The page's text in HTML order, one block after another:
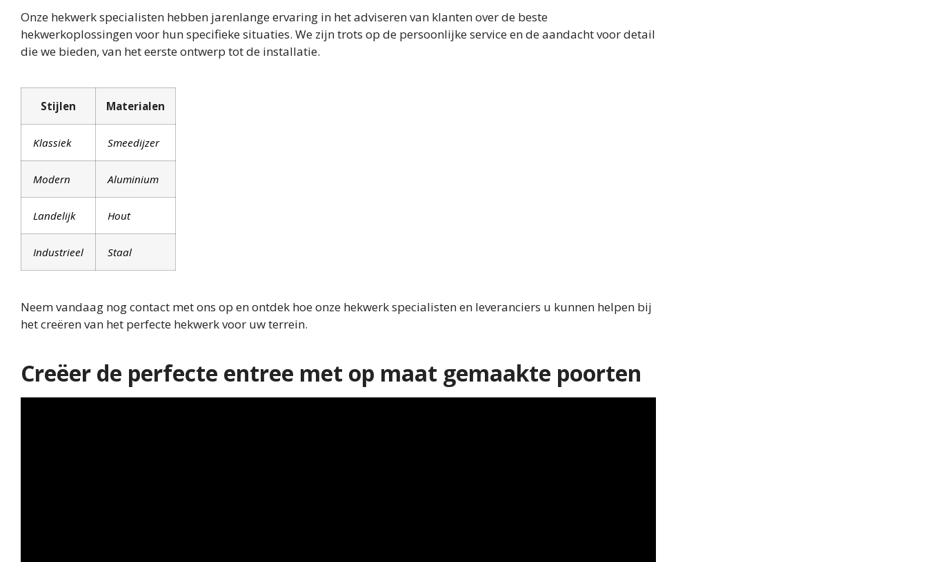
Onze hekwerk specialisten hebben jarenlange ervaring in het adviseren van klanten over de beste
hekwerkoplossingen voor hun specifieke situaties. We zijn trots op de persoonlijke service en de aandacht voor detail
die we bieden, van het eerste ontwerp tot de installatie.
Stijlen Materialen
Klassiek Smeedijzer
Modern Aluminium
Landelijk Hout
Industrieel Staal
Neem vandaag nog contact met ons op en ontdek hoe onze hekwerk specialisten en leveranciers u kunnen helpen bij
het creëren van het perfecte hekwerk voor uw terrein.
Creëer de perfecte entree met op maat gemaakte poorten